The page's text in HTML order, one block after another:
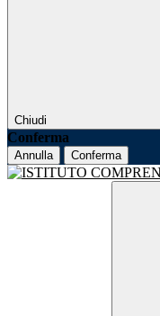
Chiudi
Conferma
Annulla Conferma